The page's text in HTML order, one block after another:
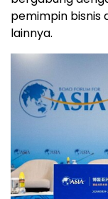
pemimpin bisnis
lainnya.